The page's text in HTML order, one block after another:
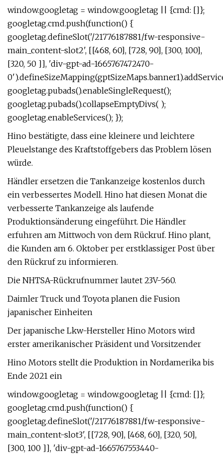
window.googletag = window.googletag || {cmd: []};
googletag.cmd.push(function() {
googletag.defineSlot('/21776187881/fw-responsive-
main_content-slot2', [[468, 60], [728, 90], [300, 100],
[320, 50 ]], 'div-gpt-ad-1665767472470-
googletag.pubads().enableSingleRequest();
googletag.pubads().collapseEmptyDivs( );
googletag.enableServices(); });
Hino bestätigte, dass eine kleinere und leichtere
Pleuelstange des Kraftstoffgebers das Problem lösen
würde.
Händler ersetzen die Tankanzeige kostenlos durch
ein verbessertes Modell. Hino hat diesen Monat die
verbesserte Tankanzeige als laufende
Produktionsänderung eingeführt. Die Händler
erfuhren am Mittwoch von dem Rückruf. Hino plant,
die Kunden am 6. Oktober per erstklassiger Post über
den Rückruf zu informieren.
Die NHTSA-Rückrufnummer lautet 23V-560.
Daimler Truck und Toyota planen die Fusion
japanischer Einheiten
Der japanische Lkw-Hersteller Hino Motors wird
erster amerikanischer Präsident und Vorsitzender
Hino Motors stellt die Produktion in Nordamerika bis
Ende 2021 ein
window.googletag = window.googletag || {cmd: []};
googletag.cmd.push(function() {
googletag.defineSlot('/21776187881/fw-responsive-
main_content-slot3', [[728, 90], [468, 60], [320, 50],
[300, 100 ]], 'div-gpt-ad-1665767553440-